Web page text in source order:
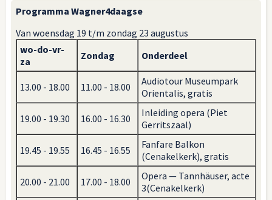
Programma Wagner4daagse
Van woensdag 19 t/m zondag 23 augustus
wo-do-vr-
za
Zondag Onderdeel
13.00 - 18.00 11.00 - 18.00
Audiotour Museumpark
Orientalis, gratis
19.00 - 19.30 16.00 - 16.30
Inleiding opera (Piet
Gerritszaal)
19.45 - 19.55 16.45 - 16.55
Fanfare Balkon
(Cenakelkerk), gratis
20.00 - 21.00 17.00 - 18.00
Opera — Tannhäuser, acte
3(Cenakelkerk)